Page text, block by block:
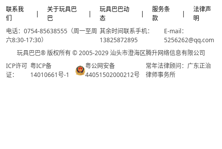
联系我
们
|
关于玩具巴
巴
|
玩具巴巴动
态
|
服务条
款
|
法律声
明
电话：0754-85638555（周一至周
六8:30-17:30）
其余时间联系手机：
13825872895
E-mail：
5256262@qq.com
玩具巴巴® 版权所有 © 2005-2029 汕头市澄海区腾升网络信息有限公司
ICP许可
证：
粤ICP备
14010661号-1
粤公网安备
44051502000212号
常年法律顾问：广东正治
律师事务所